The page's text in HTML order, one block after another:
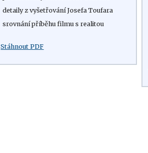
detaily z vyšetřování Josefa Toufara
srovnání příběhu filmu s realitou
Stáhnout PDF